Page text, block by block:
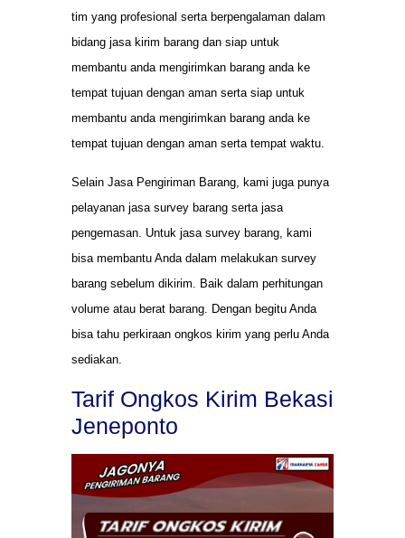
tim yang profesional serta berpengalaman dalam
bidang jasa kirim barang dan siap untuk
membantu anda mengirimkan barang anda ke
tempat tujuan dengan aman serta siap untuk
membantu anda mengirimkan barang anda ke
tempat tujuan dengan aman serta tempat waktu.
Selain Jasa Pengiriman Barang, kami juga punya
pelayanan jasa survey barang serta jasa
pengemasan. Untuk jasa survey barang, kami
bisa membantu Anda dalam melakukan survey
barang sebelum dikirim. Baik dalam perhitungan
volume atau berat barang. Dengan begitu Anda
bisa tahu perkiraan ongkos kirim yang perlu Anda
sediakan.
Tarif Ongkos Kirim Bekasi
Jeneponto